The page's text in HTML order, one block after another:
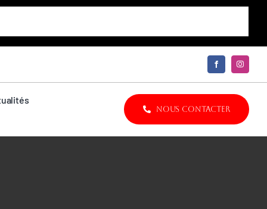
NOUS CONTACTER